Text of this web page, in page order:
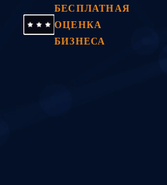
БЕСПЛАТНАЯ
ОЦЕНКА
БИЗНЕСА